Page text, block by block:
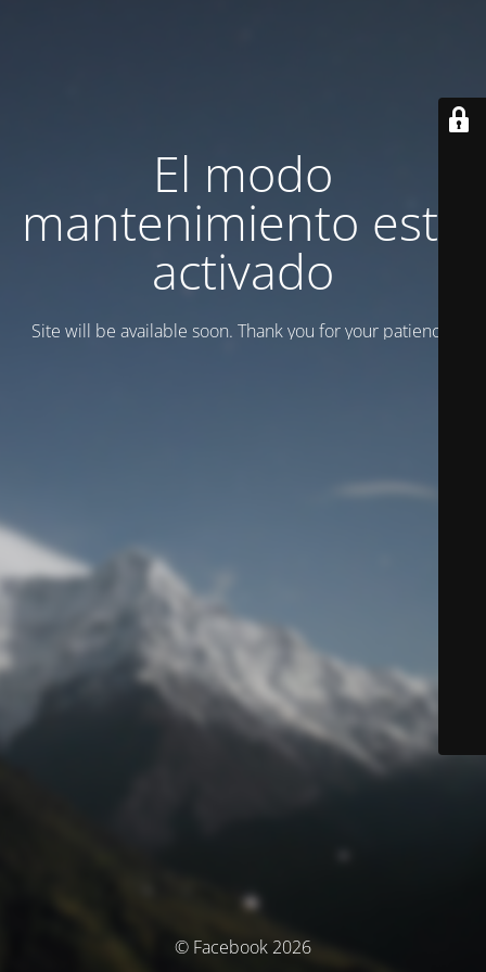
El modo
mantenimiento está
activado
Site will be available soon. Thank you for your patience!
© Facebook 2026